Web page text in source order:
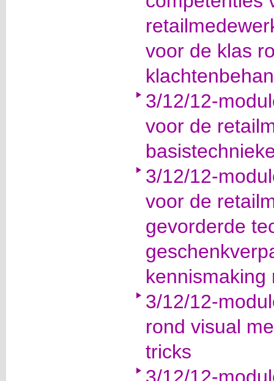
voor de klas
3/12/12-
voor de
3/12/12-
voor de
gevorderde
kennismaking
3/12/12-
rond visual
tricks